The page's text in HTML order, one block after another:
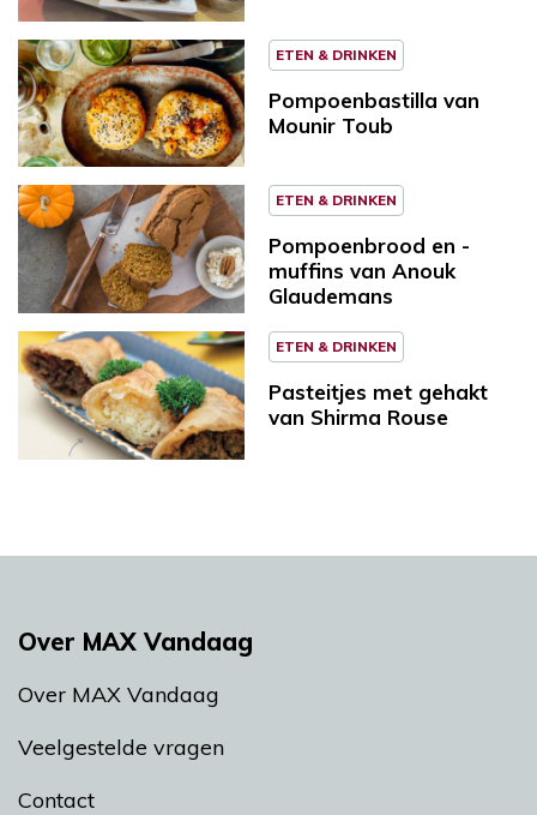
ETEN & DRINKEN
Pompoenbastilla van
Mounir Toub
ETEN & DRINKEN
Pompoenbrood en -
muffins van Anouk
Glaudemans
ETEN & DRINKEN
Pasteitjes met gehakt
van Shirma Rouse
Over MAX Vandaag
Over MAX Vandaag
Veelgestelde vragen
Contact